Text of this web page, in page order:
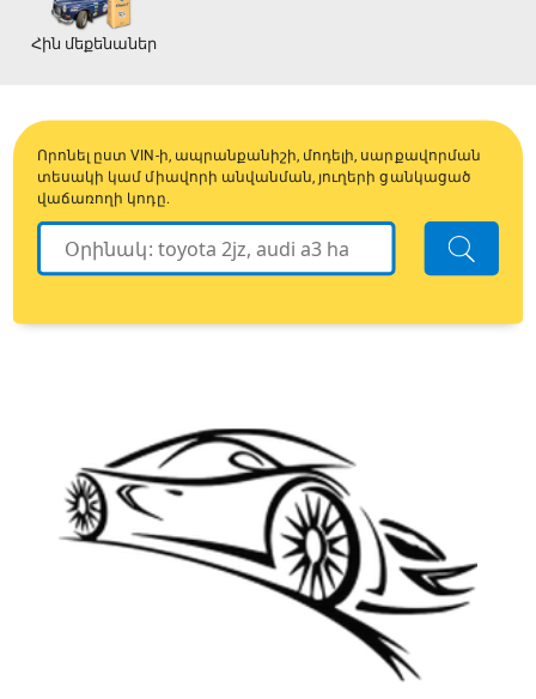
Հին մեքենաներ
Որոնել ըստ VIN-ի, ապրանքանիշի, մոդելի, սարքավորման
տեսակի կամ միավորի անվանման, յուղերի ցանկացած
վաճառողի կոդը.